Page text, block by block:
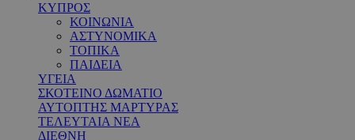
ΚΥΠΡΟΣ
ΚΟΙΝΩΝΙΑ
ΑΣΤΥΝΟΜΙΚΑ
ΤΟΠΙΚΑ
ΠΑΙΔΕΙΑ
ΥΓΕΙΑ
ΣΚΟΤΕΙΝΟ ΔΩΜΑΤΙΟ
ΑΥΤΟΠΤΗΣ ΜΑΡΤΥΡΑΣ
ΤΕΛΕΥΤΑΙΑ ΝΕΑ
ΔΙΕΘΝΗ